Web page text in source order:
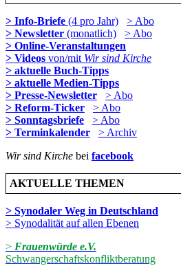
> Info-Briefe (4 pro Jahr)
> Abo
> Newsletter (monatlich)
> Abo
> Online-Veranstaltungen
> Videos von/mit Wir sind Kirche
> aktuelle Buch-Tipps
> aktuelle Medien-Tipps
> Presse-Newsletter
> Abo
> Reform-Ticker
> Abo
> Sonntagsbriefe
> Abo
> Terminkalender
> Archiv
Wir sind Kirche bei facebook
AKTUELLE THEMEN
> Synodaler Weg in Deutschland
> Synodalität auf allen Ebenen
> Frauenwürde e.V.
Schwangerschaftskonfliktberatung